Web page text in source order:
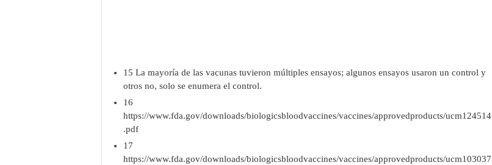
15 La mayoría de las vacunas tuvieron múltiples ensayos; algunos ensayos usaron un control y
otros no, solo se enumera el control.
16
https://www.fda.gov/downloads/biologicsbloodvaccines/vaccines/approvedproducts/ucm124514
.pdf
17
https://www.fda.gov/downloads/biologicsbloodvaccines/vaccines/approvedproducts/ucm103037